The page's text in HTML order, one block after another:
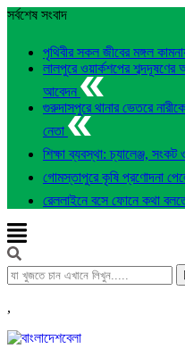
সর্বশেষ সংবাদ
পৃথিবীর সকল জীবের মঙ্গল
লালপুরে ওয়ার্কশপের
আবেদন
গুরুদাসপুরে থানার ভেতরে
নেতা
শিক্ষা ব্যবস্থা: চ্যালেঞ্জ, সংকট
গোমস্তাপুরে কৃষি প্রণোদনা
রেললাইনে বসে ফোনে কথা
,